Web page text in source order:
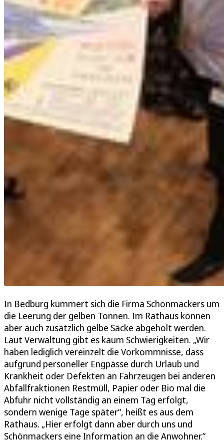
In Bedburg kümmert sich die Firma Schönmackers um
die Leerung der gelben Tonnen. Im Rathaus können
aber auch zusätzlich gelbe Säcke abgeholt werden.
Laut Verwaltung gibt es kaum Schwierigkeiten. „Wir
haben lediglich vereinzelt die Vorkommnisse, dass
aufgrund personeller Engpässe durch Urlaub und
Krankheit oder Defekten an Fahrzeugen bei anderen
Abfallfraktionen Restmüll, Papier oder Bio mal die
Abfuhr nicht vollständig an einem Tag erfolgt,
sondern wenige Tage später“, heißt es aus dem
Rathaus. „Hier erfolgt dann aber durch uns und
Schönmackers eine Information an die Anwohner.“